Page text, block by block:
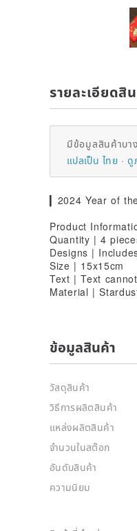
รายละเอียดสิ
มีข้อมูลสินค้าบา
แปลเป็น ไทย
ดู
▎2024 Year of
Product
Quantity | 4
Designs |
Size | 15x15cm
Text | Text
Material |
ข้อมูลสินค้า
วัสดุสินค้า
วิธีการผลิตสินค้า
แหล่งผลิตสินค้า
จำนวนในสต๊อก
อันดับสินค้า
ความนิยม